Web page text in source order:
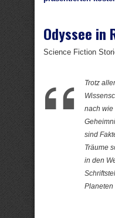
Odyssee in
Science Fiction
Trotz
nach wie
sind
Träume
in den